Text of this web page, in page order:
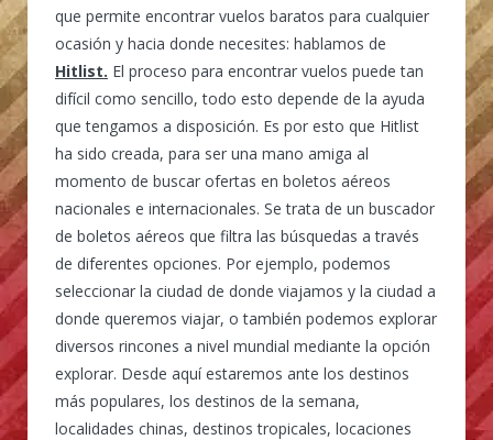
que permite encontrar vuelos baratos para cualquier
ocasión y hacia donde necesites: hablamos de
Hitlist. El proceso para encontrar vuelos puede tan
difícil como sencillo, todo esto depende de la ayuda
que tengamos a disposición. Es por esto que Hitlist
ha sido creada, para ser una mano amiga al
momento de buscar ofertas en boletos aéreos
nacionales e internacionales. Se trata de un buscador
de boletos aéreos que filtra las búsquedas a través
de diferentes opciones. Por ejemplo, podemos
seleccionar la ciudad de donde viajamos y la ciudad a
donde queremos viajar, o también podemos explorar
diversos rincones a nivel mundial mediante la opción
explorar. Desde aquí estaremos ante los destinos
más populares, los destinos de la semana,
localidades chinas, destinos tropicales, locaciones